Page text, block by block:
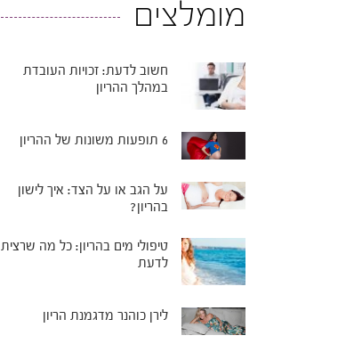
מומלצים
חשוב לדעת: זכויות העובדת
במהלך ההריון
6 תופעות משונות של ההריון
על הגב או על הצד: איך לישון
בהריון?
טיפולי מים בהריון: כל מה שרצית
לדעת
לירן כוהנר מדגמנת הריון